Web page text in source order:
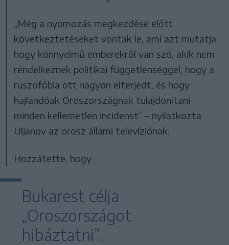
„Még a nyomozás megkezdése előtt
következtetéseket vontak le, ami azt mutatja,
hogy könnyelmű emberekről van szó, akik nem
rendelkeznek politikai függetlenséggel, hogy a
ruszofóbia ott nagyon elterjedt, és hogy
hajlandóak Oroszországnak tulajdonítani
minden kellemetlen incidenst” – nyilatkozta
Uljanov az orosz állami televíziónak.
Hozzátette, hogy
Bukarest célja
„Oroszországot
hibáztatni”.